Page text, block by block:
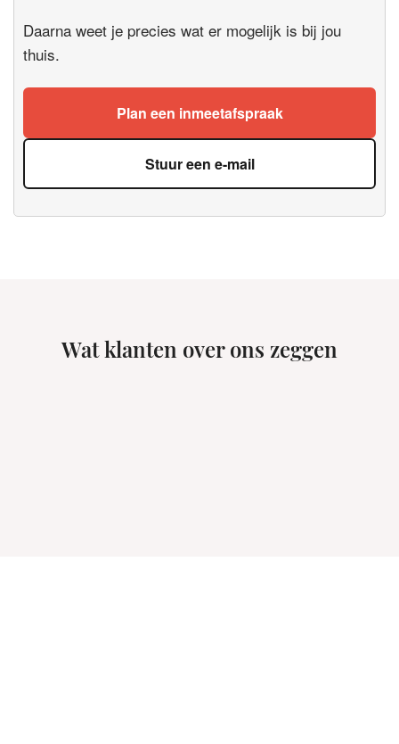
Daarna weet je precies wat er mogelijk is bij jou
thuis.
Plan een inmeetafspraak
Stuur een e-mail
Wat klanten over ons zeggen